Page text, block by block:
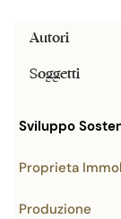
Autori
Soggetti
Sviluppo
Proprieta
Produzione